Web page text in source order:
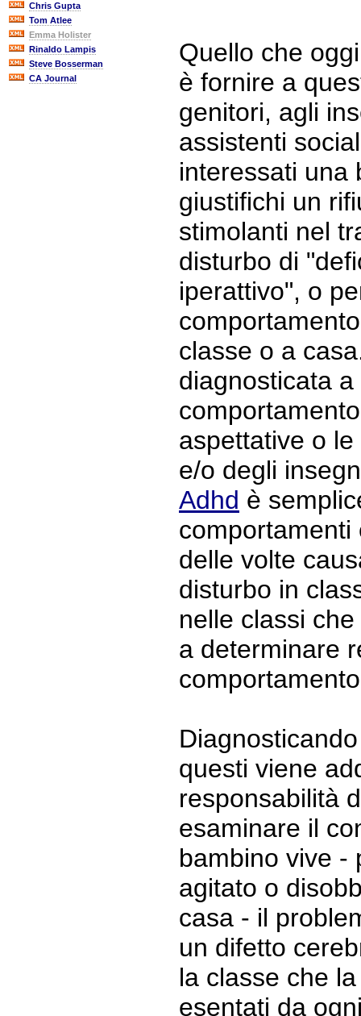
Chris Gupta
Tom Atlee
Emma Holister
Rinaldo Lampis
Steve Bosserman
CA Journal
Quello che
è fornire a
genitori, agli
assistenti
interessati una
giustifichi un
stimolanti nel
disturbo di
iperattivo", o
classe o a
diagnosticata
aspettative o
e/o degli
Adhd è
delle volte
disturbo in
nelle classi
a determinare
questi viene
responsabilità
esaminare il
bambino vive -
agitato o
casa - il
un difetto
la classe che
esentati da